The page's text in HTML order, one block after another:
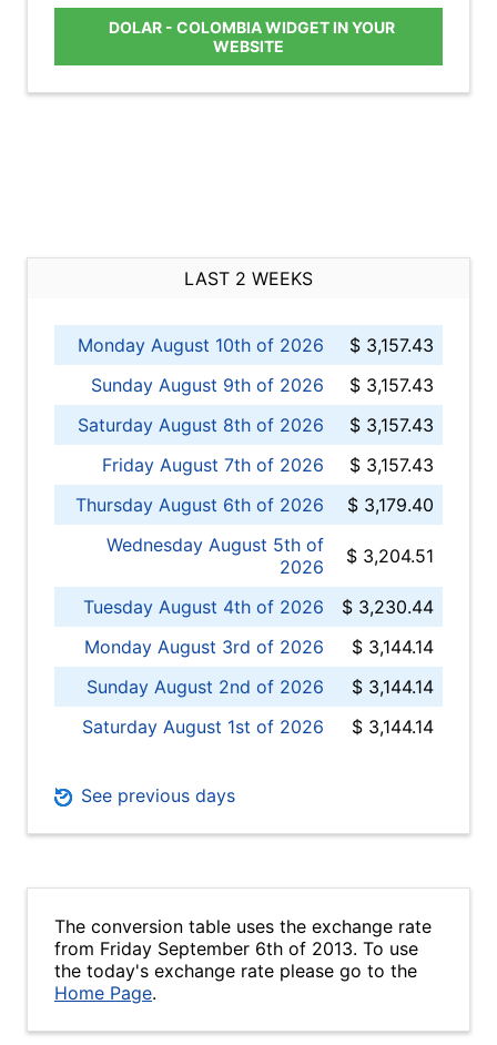
DOLAR - COLOMBIA WIDGET IN YOUR
WEBSITE
LAST 2 WEEKS
Monday August 10th of 2026
$ 3,157.43
Sunday August 9th of 2026
$ 3,157.43
Saturday August 8th of 2026
$ 3,157.43
Friday August 7th of 2026
$ 3,157.43
Thursday August 6th of 2026
$ 3,179.40
Wednesday August 5th of
2026
$ 3,204.51
Tuesday August 4th of 2026
$ 3,230.44
Monday August 3rd of 2026
$ 3,144.14
Sunday August 2nd of 2026
$ 3,144.14
Saturday August 1st of 2026
$ 3,144.14
See previous days
The conversion table uses the exchange rate
from Friday September 6th of 2013. To use
the today's exchange rate please go to the
Home Page.